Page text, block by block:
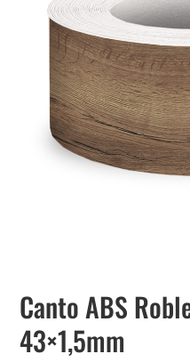
Canto ABS
43×1,5mm